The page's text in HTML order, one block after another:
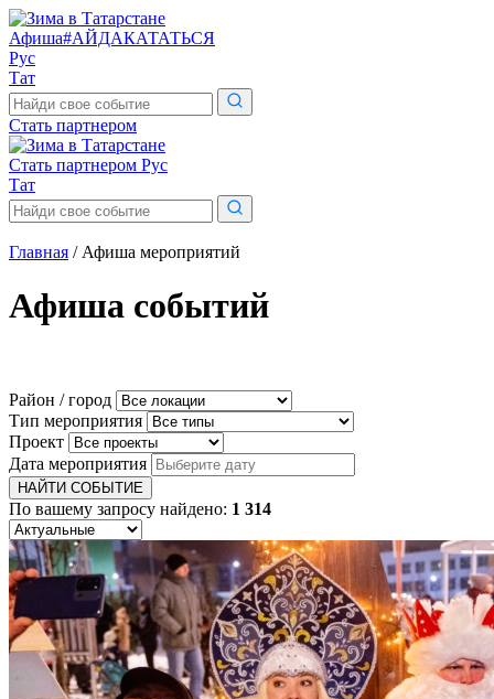
Афиша#АЙДАКАТАТЬСЯ
Рус
Тат
Поиск
по
сайту
Стать партнером
Стать партнером Рус
Тат
Поиск
по
сайту
Главная / Афиша мероприятий
Афиша cобытий
Район / город
Тип мероприятия
Проект
Дата мероприятия
НАЙТИ СОБЫТИЕ
По вашему запросу найдено: 1 314